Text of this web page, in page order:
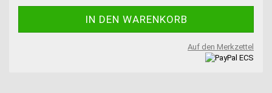
Auf den Merkzettel